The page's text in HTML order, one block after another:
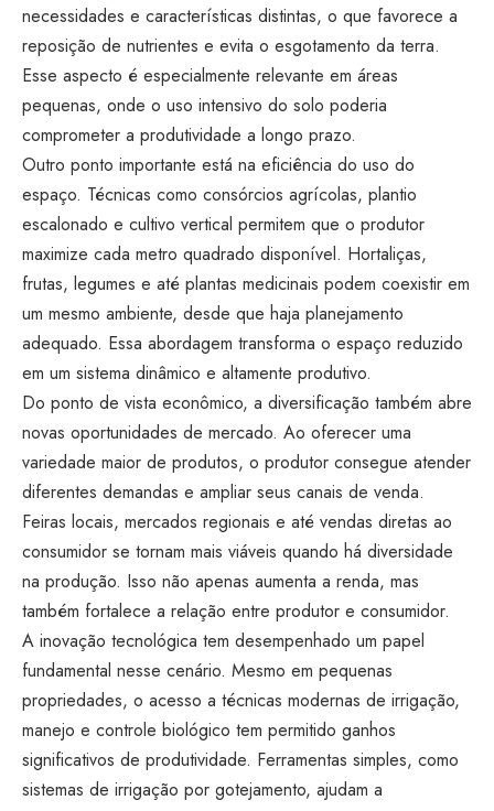
necessidades e características distintas, o que favorece a
reposição de nutrientes e evita o esgotamento da terra.
Esse aspecto é especialmente relevante em áreas
pequenas, onde o uso intensivo do solo poderia
comprometer a produtividade a longo prazo.
Outro ponto importante está na eficiência do uso do
espaço. Técnicas como consórcios agrícolas, plantio
escalonado e cultivo vertical permitem que o produtor
maximize cada metro quadrado disponível. Hortaliças,
frutas, legumes e até plantas medicinais podem coexistir em
um mesmo ambiente, desde que haja planejamento
adequado. Essa abordagem transforma o espaço reduzido
em um sistema dinâmico e altamente produtivo.
Do ponto de vista econômico, a diversificação também abre
novas oportunidades de mercado. Ao oferecer uma
variedade maior de produtos, o produtor consegue atender
diferentes demandas e ampliar seus canais de venda.
Feiras locais, mercados regionais e até vendas diretas ao
consumidor se tornam mais viáveis quando há diversidade
na produção. Isso não apenas aumenta a renda, mas
também fortalece a relação entre produtor e consumidor.
A inovação tecnológica tem desempenhado um papel
fundamental nesse cenário. Mesmo em pequenas
propriedades, o acesso a técnicas modernas de irrigação,
manejo e controle biológico tem permitido ganhos
significativos de produtividade. Ferramentas simples, como
sistemas de irrigação por gotejamento, ajudam a